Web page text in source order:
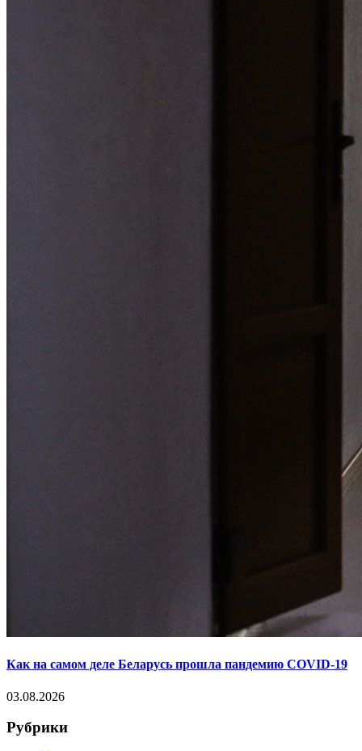
Как на самом деле Беларусь прошла пандемию COVID-19
03.08.2026
Рубрики